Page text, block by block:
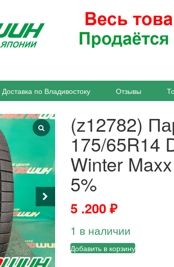
Доставка по Владивостоку Отзывы
(z12782)
175/65R14
Winter
5%
5 .200₽
1 в наличии
Добавить в корзину